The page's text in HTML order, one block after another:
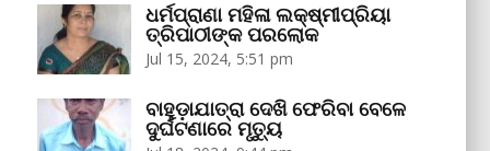
ଧର୍ମପ୍ରାଣା ମହିଳା ଲକ୍ଷ୍ମୀପ୍ରିୟା
ତ୍ରିପାଠୀଙ୍କ ପରଲୋକ
Jul 15, 2024, 5:51 pm
ବାହୁଡ଼ାଯାତ୍ରା ଦେଖି ଫେରିବା ବେଳେ
ଦୁର୍ଘଟଣାରେ ମୃତ୍ୟୁ